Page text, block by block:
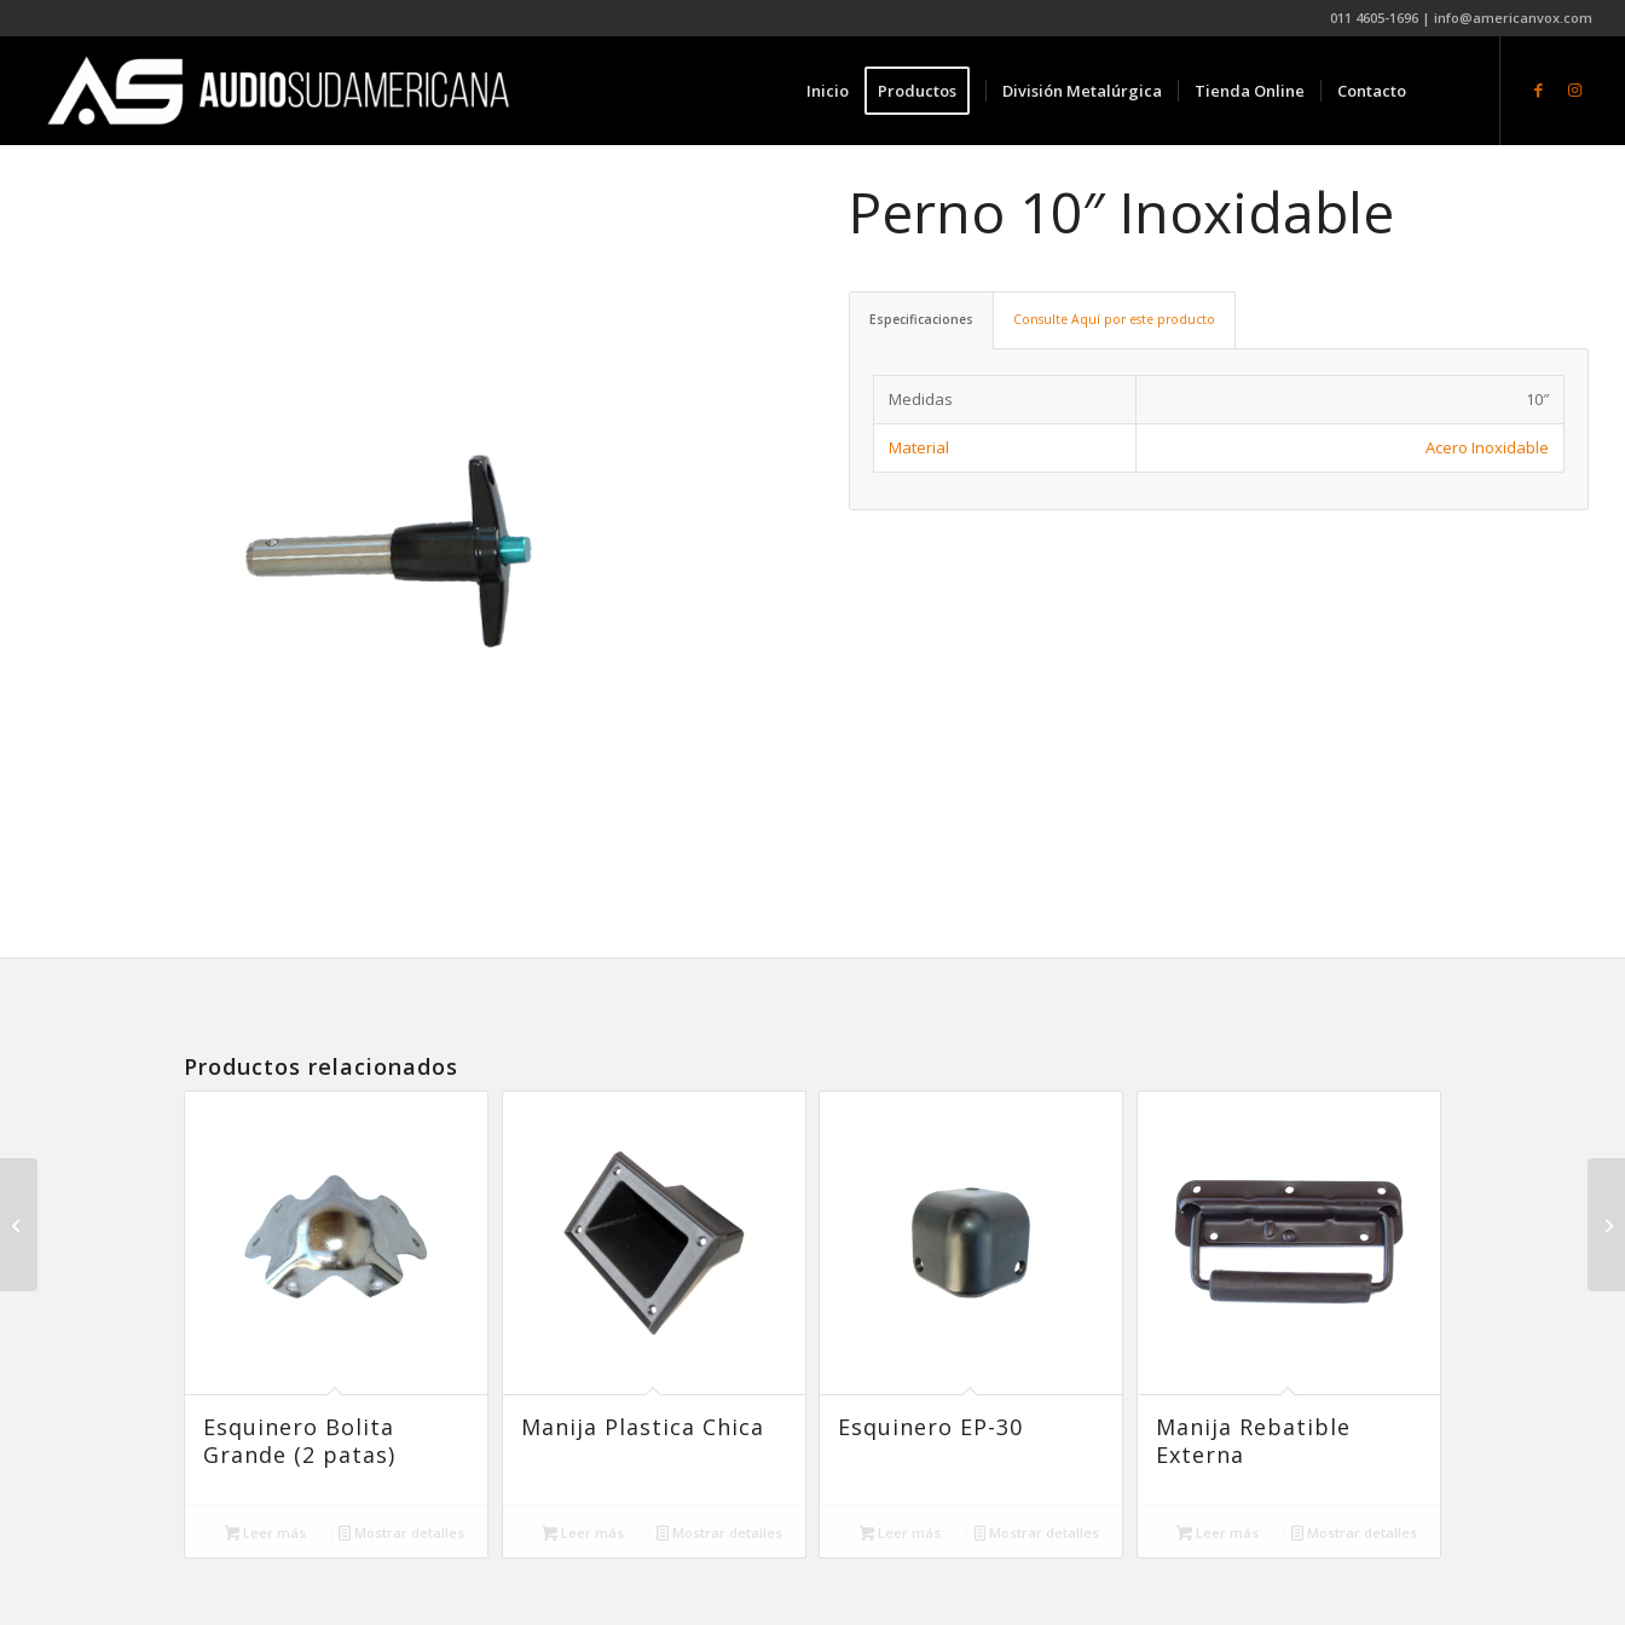
011 4605-1696 | info@americanvox.com
Inicio Productos División Metalúrgica Tienda Online Contacto
Perno 10″ Inoxidable
Especificaciones Consulte Aquí por este producto
Medidas 10″
Material Acero Inoxidable
Productos relacionados
Esquinero Bolita
Grande (2 patas)
Leer más Mostrar detalles
Manija Plastica Chica
Leer más Mostrar detalles
Esquinero EP-30
Leer más Mostrar detalles
Manija Rebatible
Externa
Leer más Mostrar detalles